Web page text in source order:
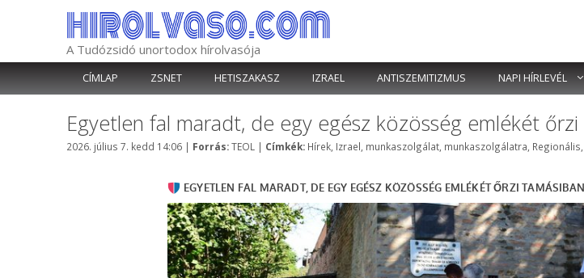
A Tudózsidó unortodox hírolvasója
CÍMLAP ZSNET HETISZAKASZ IZRAEL ANTISZEMITIZMUS NAPI HÍRLEVÉL
Egyetlen fal maradt, de egy egész közösség emlékét őrzi
2026. július 7. kedd 14:06 | Forrás:Kategória
TEOL | Címkék: Címkék
Hírek Izrael munkaszolgálat munkaszolgálatra Regionális